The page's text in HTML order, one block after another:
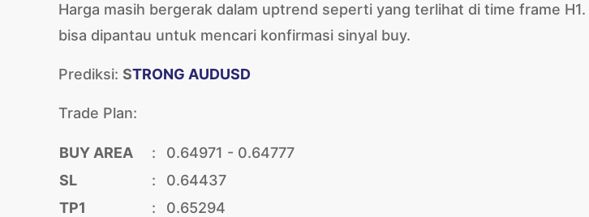
Harga masih bergerak dalam uptrend seperti yang terlihat di time frame
bisa dipantau untuk mencari konfirmasi sinyal buy.
Prediksi: STRONG AUDUSD
Trade Plan:
BUY AREA :
0.64971 - 0.64777
SL
:
0.64437
TP1
:
0.65294